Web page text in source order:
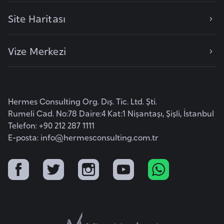
Site Haritası
Vize Merkezi
Hermes Consulting Org. Dış. Tic. Ltd. Şti.
Rumeli Cad. No:78 Daire:4 Kat:1 Nişantaşı, Şişli, İstanbul
Telefon: +90 212 287 1111
E-posta: info@hermesconsulting.com.tr
b
i
n
D
n
i